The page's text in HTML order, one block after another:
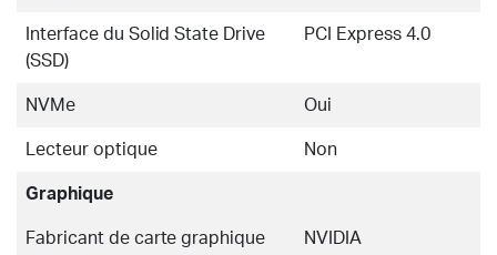
Interface du Solid State Drive
(SSD)
PCI Express 4.0
NVMe Oui
Lecteur optique Non
Graphique
Fabricant de carte graphique
NVIDIA